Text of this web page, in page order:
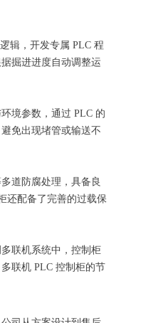
辑，开发专属 PLC 程
掘进进度自动调整运
境参数，通过 PLC 的
免出现堵管或输送不
道防腐处理，具备良
还配备了完善的过载保
联机系统中，控制柜
联机 PLC 控制柜的节